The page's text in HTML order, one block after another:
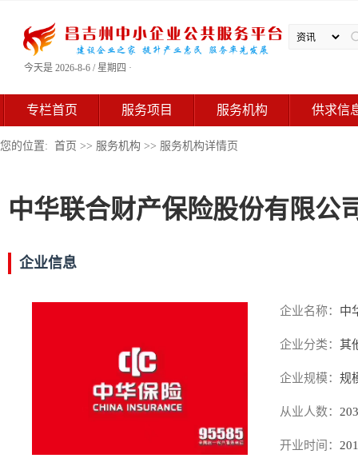
今天是 2026-8-6 / 星期四 ·
专栏首页 服务项目 服务机构 供求信
您的位置: 首页 >> 服务机构 >> 服务机构详情页
中华联合财产保险股份有限公
企业信息
企业名称： 中
企业分类： 其
企业规模： 规
从业人数： 203
开业时间：